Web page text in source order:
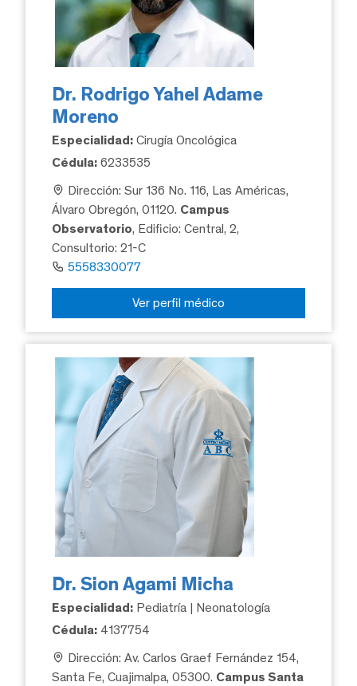
Dr. Rodrigo Yahel Adame
Moreno
Especialidad: Cirugía Oncológica
Cédula: 6233535
Dirección: Sur 136 No. 116, Las Américas,
Álvaro Obregón, 01120. Campus
Observatorio, Edificio: Central, 2,
Consultorio: 21-C
5558330077
Ver perfil médico
Dr. Sion Agami Micha
Especialidad: Pediatría | Neonatología
Cédula: 4137754
Dirección: Av. Carlos Graef Fernández 154,
Santa Fe, Cuajimalpa, 05300. Campus Santa